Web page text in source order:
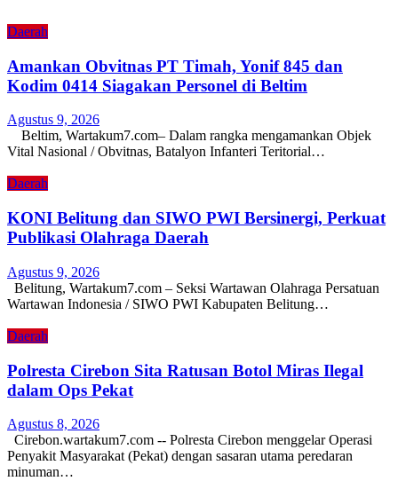
Daerah
Amankan Obvitnas PT Timah, Yonif 845 dan
Kodim 0414 Siagakan Personel di Beltim
Agustus 9, 2026
Beltim, Wartakum7.com– Dalam rangka mengamankan Objek
Vital Nasional / Obvitnas, Batalyon Infanteri Teritorial…
Daerah
KONI Belitung dan SIWO PWI Bersinergi, Perkuat
Publikasi Olahraga Daerah
Agustus 9, 2026
Belitung, Wartakum7.com – Seksi Wartawan Olahraga Persatuan
Wartawan Indonesia / SIWO PWI Kabupaten Belitung…
Daerah
Polresta Cirebon Sita Ratusan Botol Miras Ilegal
dalam Ops Pekat
Agustus 8, 2026
Cirebon.wartakum7.com -- Polresta Cirebon menggelar Operasi
Penyakit Masyarakat (Pekat) dengan sasaran utama peredaran
minuman…